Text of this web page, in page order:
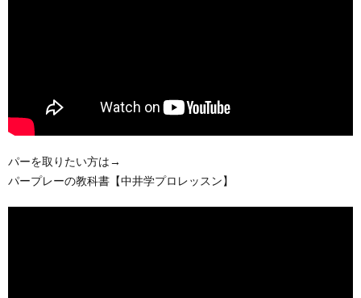
パーを取りたい方は→
パープレーの教科書【中井学プロレッスン】